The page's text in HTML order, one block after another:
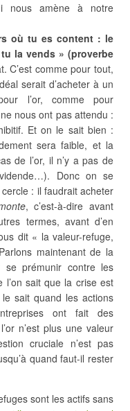
nous amène à notre
où tu es content : le
la vends » (proverbe
C’est comme pour tout,
serait d’acheter à un
l’or, comme pour
nous ont pas attendu :
Et on le sait bien :
sera faible, et la
de l’or, il n’y a pas de
Donc on se
: il faudrait acheter
, c’est-à-dire avant
termes, avant d’en
dit « la valeur-refuge,
maintenant de la
se prémunir contre les
l’on sait que la crise est
sait quand les actions
ont fait des
n’est plus une valeur
cruciale n’est pas
quand faut-il rester
sont les actifs sans